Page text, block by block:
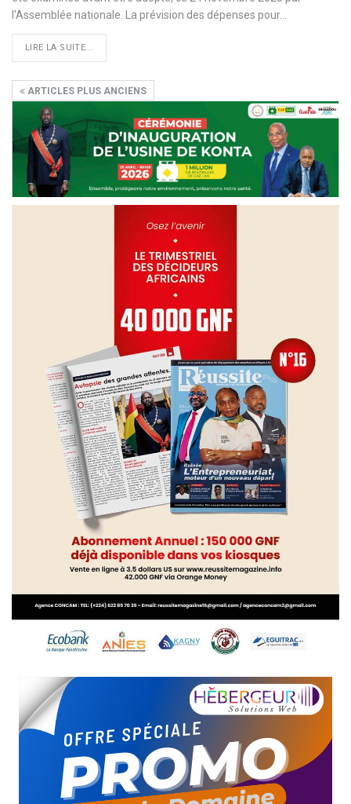
l'Assemblée nationale. La prévision des dépenses pour…
LIRE LA SUITE...
ARTICLES PLUS ANCIENS